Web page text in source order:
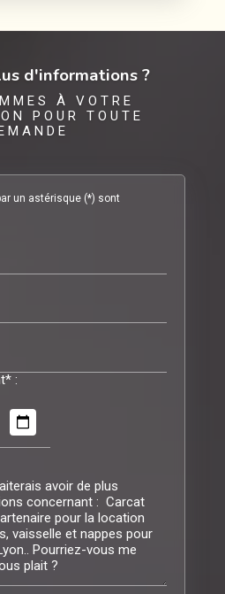
d'informations ?
À VOTRE
POUR TOUTE
un astérisque (*) sont
: